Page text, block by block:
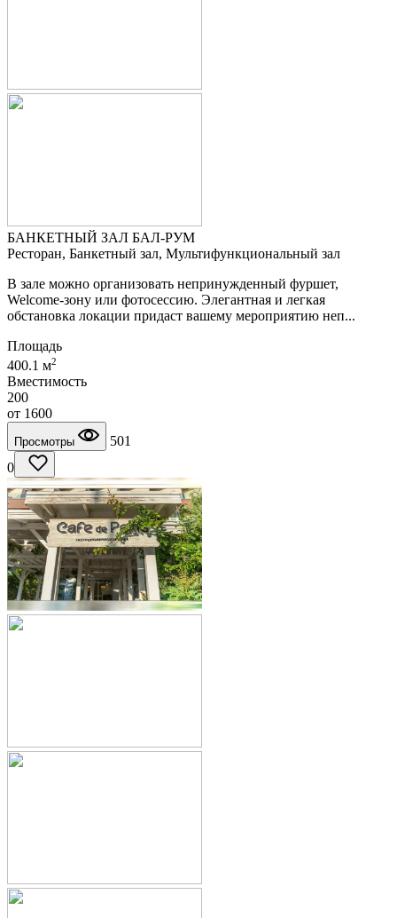
БАНКЕТНЫЙ ЗАЛ БАЛ-РУМ
Ресторан, Банкетный зал, Мультифункциональный зал
В зале можно организовать непринужденный фуршет,
Welcome-зону или фотосессию. Элегантная и легкая
обстановка локации придаст вашему мероприятию неп...
Площадь
400.1 м2
Вместимость
200
от 1600
Просмотры
501
0